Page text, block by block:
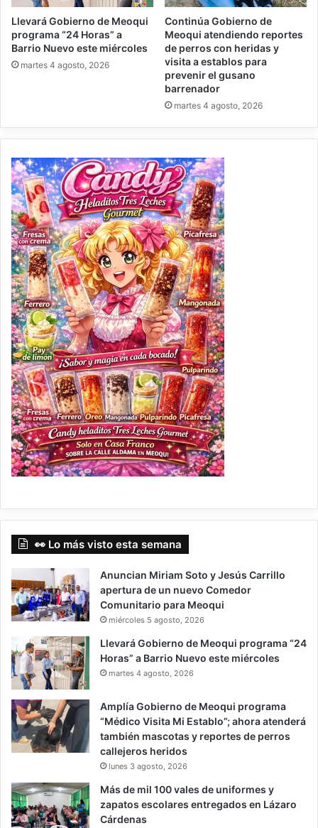
Llevará Gobierno de Meoqui
programa “24 Horas” a
Barrio Nuevo este miércoles
martes 4 agosto, 2026
Continúa Gobierno de
Meoqui atendiendo reportes
de perros con heridas y
visita a establos para
prevenir el gusano
barrenador
martes 4 agosto, 2026
👀 Lo más visto esta semana
Anuncian Miriam Soto y Jesús Carrillo
apertura de un nuevo Comedor
Comunitario para Meoqui
miércoles 5 agosto, 2026
Llevará Gobierno de Meoqui programa “24
Horas” a Barrio Nuevo este miércoles
martes 4 agosto, 2026
Amplía Gobierno de Meoqui programa
“Médico Visita Mi Establo”; ahora atenderá
también mascotas y reportes de perros
callejeros heridos
lunes 3 agosto, 2026
Más de mil 100 vales de uniformes y
zapatos escolares entregados en Lázaro
Cárdenas